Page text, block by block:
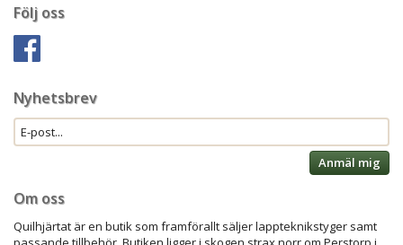
Följ oss
Nyhetsbrev
Anmäl mig
Om oss
Quilhjärtat är en butik som framförallt säljer lappteknikstyger samt